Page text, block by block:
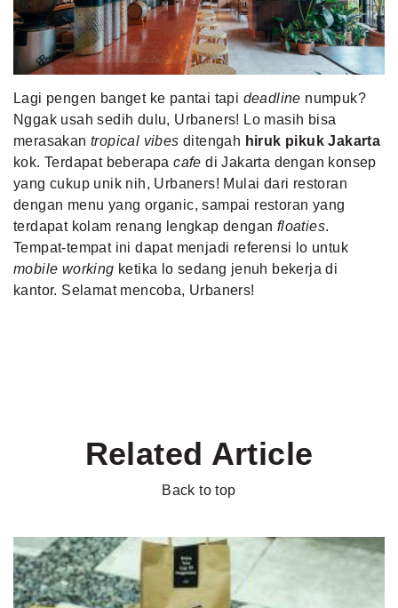
MLDPOINTS
Lagi pengen banget ke pantai tapi deadline numpuk?
Nggak usah sedih dulu, Urbaners! Lo masih bisa
merasakantropical vibes ditengah hiruk pikuk Jakarta
kok. Terdapat beberapacafe di Jakarta dengan konsep
yang cukup unik nih, Urbaners! Mulai dari restoran
dengan menu yang organic, sampai restoran yang
terdapat kolam renang lengkap dengan floaties.
Tempat-tempat ini dapat menjadi referensi lo untuk
mobile working ketika lo sedang jenuh bekerja di
kantor. Selamat mencoba, Urbaners!
Related Article
Back to top